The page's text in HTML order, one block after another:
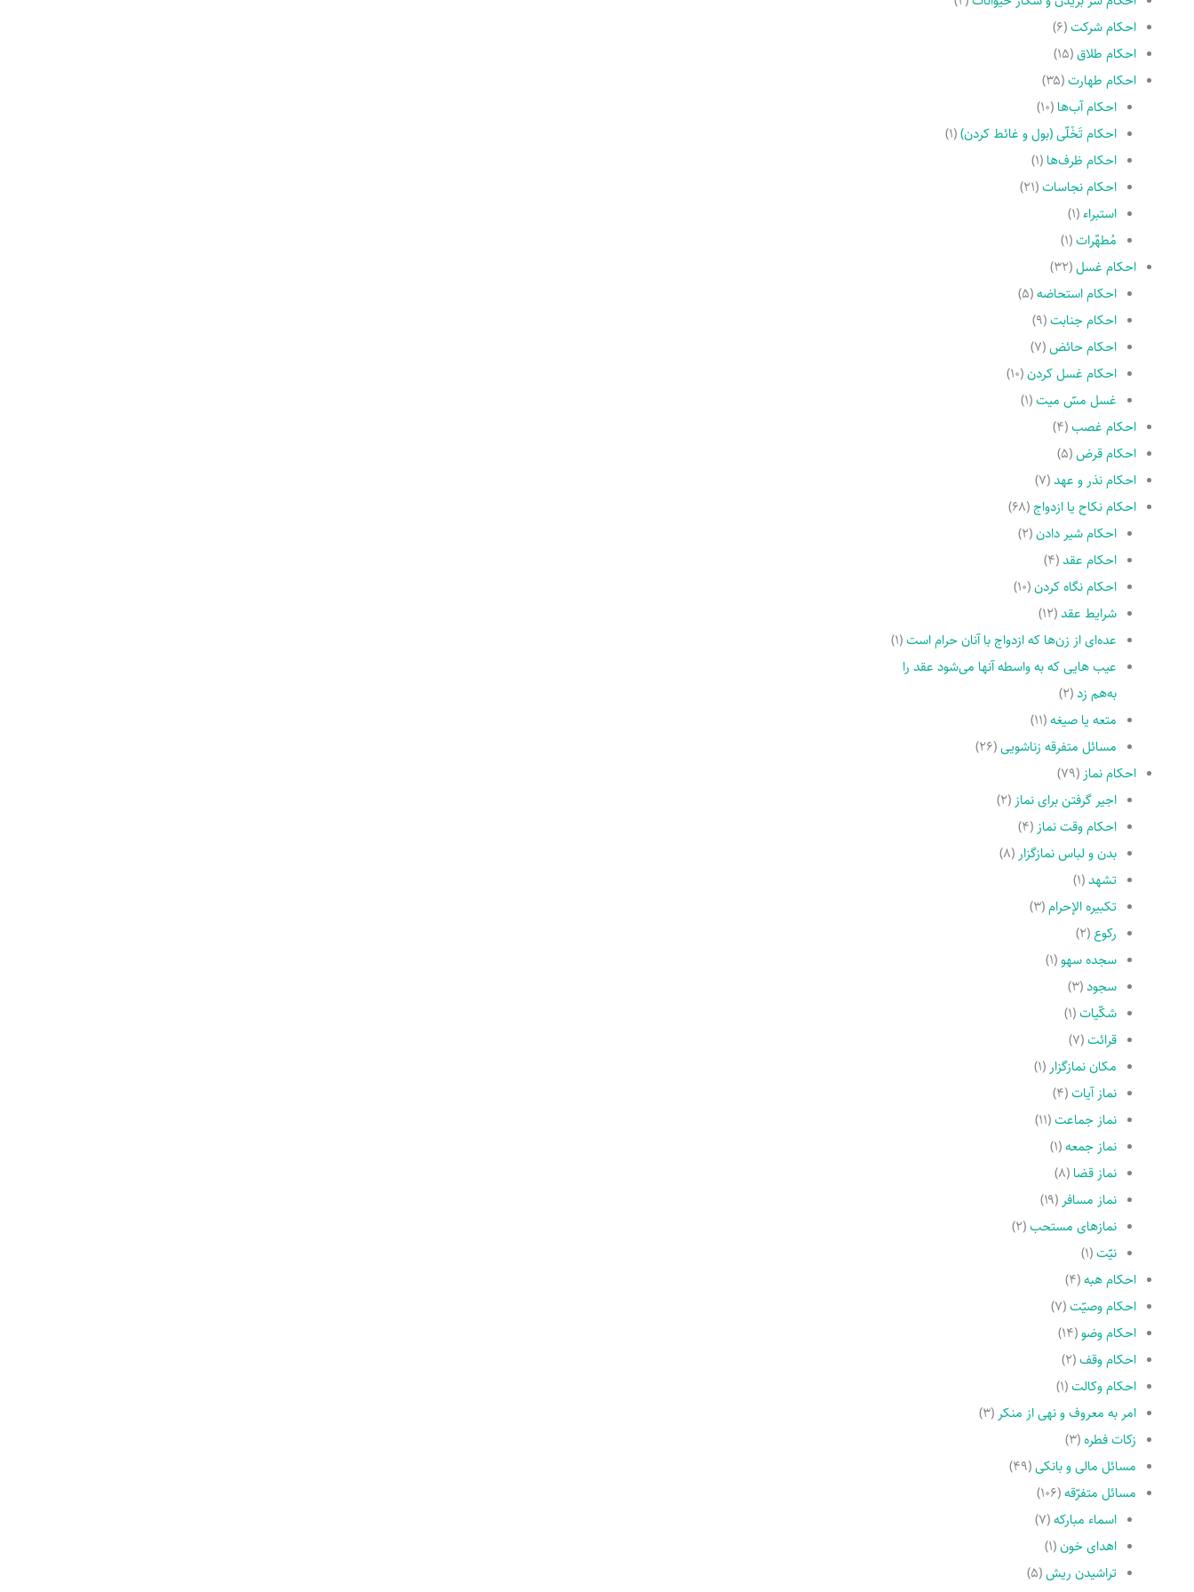
احکام شرکت(۶)
احکام طلاق(۱۵)
احکام طهارت(۳۵)
احکام آب‌ها(۱۰)
احکام تَخْلّى (بول و غائط کردن)(۱)
احکام ظرف‌ها(۱)
احکام نجاسات(۲۱)
استبراء(۱)
مُطهّرات(۱)
احکام غسل(۳۲)
احکام استحاضه(۵)
احکام جنابت(۹)
احکام حائض(۷)
احکام غسل کردن(۱۰)
غسل مسّ میت(۱)
احکام غصب(۴)
احکام قرض(۵)
احکام نذر و عهد(۷)
احکام نکاح یا ازدواج (۶۸)
احکام شیر دادن(۲)
احکام عقد(۴)
احکام نگاه کردن(۱۰)
شرایط عقد(۱۲)
عده‌اى از زن‌ها که ازدواج با آنان حرام است(۱)
عیب هایى که به واسطه آنها مى‌شود عقد را
به‌هم زد(۲)
متعه یا صیغه(۱۱)
مسائل متفرقه زناشویى(۲۶)
احکام نماز (۷۹)
اجیر گرفتن براى نماز (۲)
احکام وقت نماز (۴)
بدن و لباس نمازگزار (۸)
تشهد(۱)
تکبیره الإحرام(۳)
رکوع(۲)
سجده سهو(۱)
سجود(۳)
شکّیات(۱)
قرائت(۷)
مکان نمازگزار (۱)
نماز آیات(۴)
نماز جماعت(۱۱)
نماز جمعه(۱)
نماز قضا(۸)
نماز مسافر (۱۹)
نمازهاى مستحب(۲)
نیّت(۱)
احکام هبه(۴)
احکام وصیّت(۷)
احکام وضو(۱۴)
احکام وقف(۲)
احکام وکالت(۱)
امر به معروف و نهى از منکر (۳)
زکات فطره(۳)
مسائل مالی و بانکی(۴۹)
مسائل متفرّقه(۱۰۶)
اسماء مبارکه(۷)
اهدای خون(۱)
تراشیدن ریش(۵)